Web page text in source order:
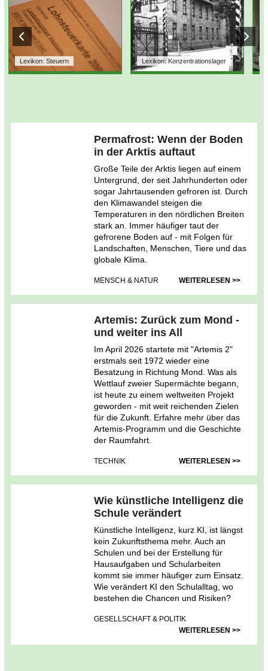
Lexikon: Steuern Lexikon: Konzentrationslager
Permafrost: Wenn der Boden
in der Arktis auftaut
Große Teile der Arktis liegen auf einem
Untergrund, der seit Jahrhunderten oder
sogar Jahrtausenden gefroren ist. Durch
den Klimawandel steigen die
Temperaturen in den nördlichen Breiten
stark an. Immer häufiger taut der
gefrorene Boden auf - mit Folgen für
Landschaften, Menschen, Tiere und das
globale Klima.
MENSCH & NATUR WEITERLESEN >>
Artemis: Zurück zum Mond -
und weiter ins All
Im April 2026 startete mit "Artemis 2"
erstmals seit 1972 wieder eine
Besatzung in Richtung Mond. Was als
Wettlauf zweier Supermächte begann,
ist heute zu einem weltweiten Projekt
geworden - mit weit reichenden Zielen
für die Zukunft. Erfahre mehr über das
Artemis-Programm und die Geschichte
der Raumfahrt.
TECHNIK WEITERLESEN >>
Wie künstliche Intelligenz die
Schule verändert
Künstliche Intelligenz, kurz KI, ist längst
kein Zukunftsthema mehr. Auch an
Schulen und bei der Erstellung für
Hausaufgaben und Schularbeiten
kommt sie immer häufiger zum Einsatz.
Wie verändert KI den Schulalltag, wo
bestehen die Chancen und Risiken?
GESELLSCHAFT & POLITIK
WEITERLESEN >>